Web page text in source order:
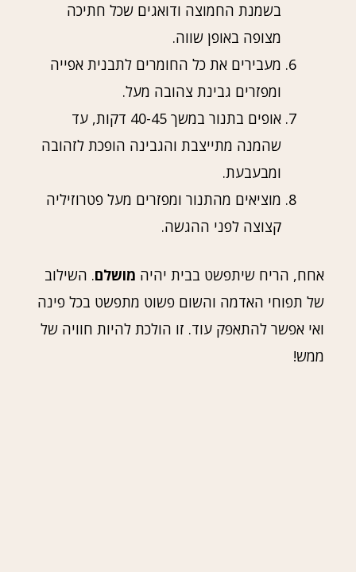
בשמנת החמוצה ודואגים שכל חתיכה
מצופה באופן שווה.
מעבירים את כל החומרים לתבנית אפייה
ומפזרים גבינת צהובה מעל.
אופים בתנור במשך 40-45 דקות, עד
שהמנה מתייצבת והגבינה הופכת לזהובה
ומבעבעת.
מוציאים מהתנור ומפזרים מעל פטרוזיליה
קצוצה לפני ההגשה.
אחח, הריח שיתפשט בבית יהיה מושלם. השילוב
של תפוחי האדמה והשום פשוט מתפשט בכל פינה
ואי אפשר להתאפק עוד. זו הולכת להיות חוויה של
ממש!